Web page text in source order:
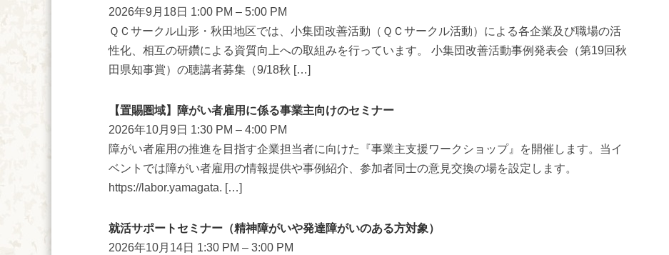
2026年9月18日 1:00 PM – 5:00 PM
ＱＣサークル山形・秋田地区では、小集団改善活動（ＱＣサークル活動）による各企業及び職場の活
性化、相互の研鑽による資質向上への取組みを行っています。 小集団改善活動事例発表会（第19回秋
田県知事賞）の聴講者募集（9/18秋 […]
【置賜圏域】障がい者雇用に係る事業主向けのセミナー
2026年10月9日 1:30 PM – 4:00 PM
障がい者雇用の推進を目指す企業担当者に向けた『事業主支援ワークショップ』を開催します。当イ
ベントでは障がい者雇用の情報提供や事例紹介、参加者同士の意見交換の場を設定します。
https://labor.yamagata. […]
就活サポートセミナー（精神障がいや発達障がいのある方対象）
2026年10月14日 1:30 PM – 3:00 PM